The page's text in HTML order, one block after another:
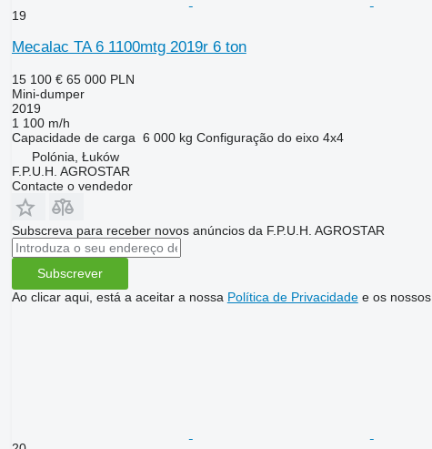
19
Mecalac TA 6 1100mtg 2019r 6 ton
15 100 € 65 000 PLN
Mini-dumper
2019
1 100 m/h
Capacidade de carga 6 000 kg Configuração do eixo 4x4
Polónia, Łuków
F.P.U.H. AGROSTAR
Contacte o vendedor
Subscreva para receber novos anúncios da F.P.U.H. AGROSTAR
Subscrever
Ao clicar aqui, está a aceitar a nossa Política de Privacidadee os nossos